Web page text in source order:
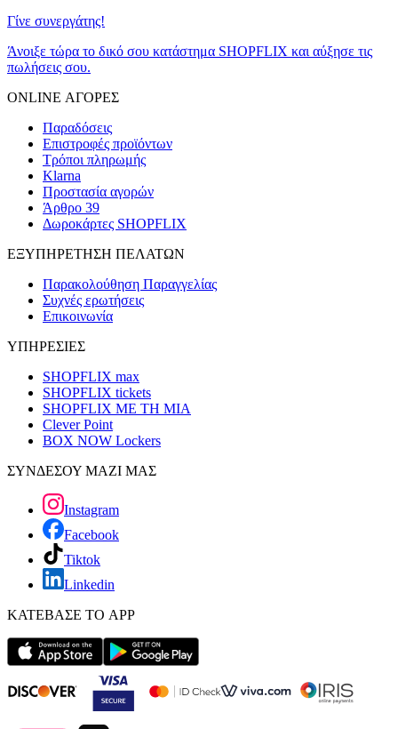
Γίνε συνεργάτης!
Άνοιξε τώρα το δικό σου κατάστημα SHOPFLIX και αύξησε τις
πωλήσεις σου.
ONLINE ΑΓΟΡΕΣ
Παραδόσεις
Επιστροφές προϊόντων
Τρόποι πληρωμής
Klarna
Προστασία αγορών
Άρθρο 39
Δωροκάρτες SHOPFLIX
ΕΞΥΠΗΡΕΤΗΣΗ ΠΕΛΑΤΩΝ
Παρακολούθηση Παραγγελίας
Συχνές ερωτήσεις
Επικοινωνία
ΥΠΗΡΕΣΙΕΣ
SHOPFLIX max
SHOPFLIX tickets
SHOPFLIX ΜΕ ΤΗ ΜΙΑ
Clever Point
BOX NOW Lockers
ΣΥΝΔΕΣΟΥ ΜΑΖΙ ΜΑΣ
Instagram
Facebook
Tiktok
Linkedin
ΚΑΤΕΒΑΣΕ ΤΟ APP